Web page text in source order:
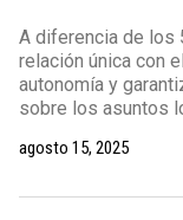
A diferencia de los
relación única con
autonomía y
sobre los asuntos
agosto 15, 2025